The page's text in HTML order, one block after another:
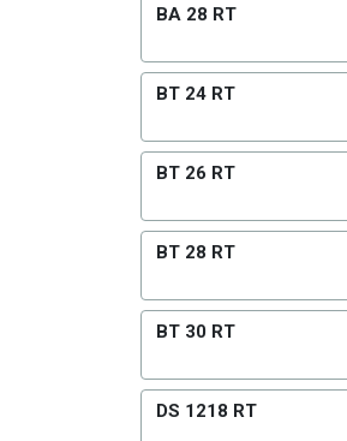
BA 28 RT
BT 24 RT
BT 26 RT
BT 28 RT
BT 30 RT
DS 1218 RT